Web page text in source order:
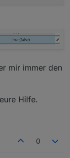
,
mir immer den
Hilfe.
0